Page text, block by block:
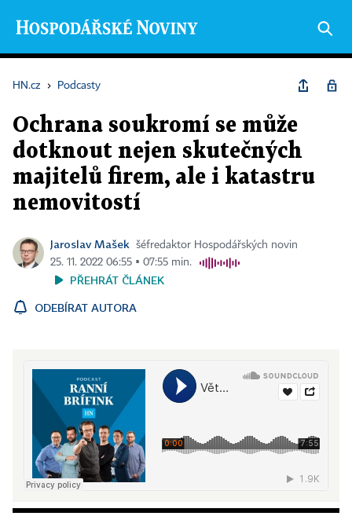
HN.cz › Podcasty
Ochrana soukromí se může
dotknout nejen skutečných
majitelů firem, ale i katastru
nemovitostí
Jaroslav Mašek
šéfredaktor Hospodářských novin
25. 11. 2022 06:55 ▪ 07:55 min.
PŘEHRÁT ČLÁNEK
ODEBÍRAT AUTORA